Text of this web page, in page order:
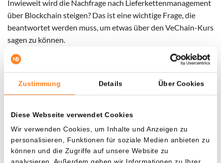
Zustimmung Details Über Cookies
Diese Webseite verwendet Cookies
Wir verwenden Cookies, um Inhalte und Anzeigen zu
personalisieren, Funktionen für soziale Medien anbieten zu
können und die Zugriffe auf unsere Website zu
analysieren. Außerdem geben wir Informationen zu Ihrer
Inwieweit wird die Nachfrage nach Lieferkettenmanagement
über Blockchain steigen? Das ist eine wichtige Frage, die
beantwortet werden muss, um etwas über den VeChain-Kurs
sagen zu können.
Der VeChain-Kurs ändert sich ständig
Die magische Welt der Kryptowährungen kann anfangs
ist der VeChain-Kurs ständig in Bewegung. Der Markt für
Kryptowährungen ist immer offen und äußerst volatil.
Täglich kann der VET-Kurs Sprünge von mehreren zehn
Prozent machen. Sei darauf vorbereitet, wenn du einen